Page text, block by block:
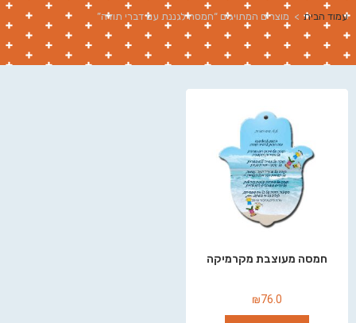
עמוד הבית > מוצרים המתויגים “חמסה לגננת עם דברי תודה”
חמסה מעוצבת מקרמיקה
₪76.0